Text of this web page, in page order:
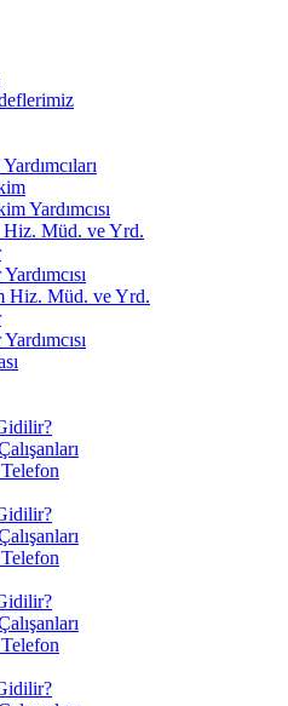
Yardımcısı
Müd. ve Yrd.
Hiz. Müd. ve Yrd.